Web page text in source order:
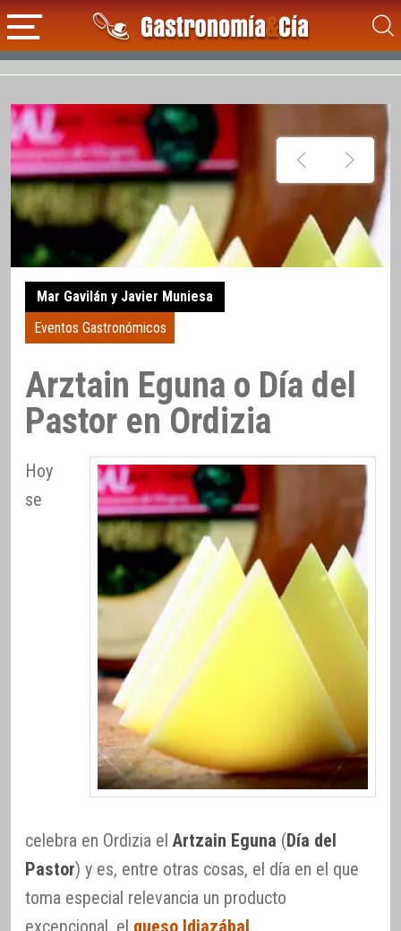
Mar Gavilán y Javier Muniesa
Eventos Gastronómicos
Arztain Eguna o Día del
Pastor en Ordizia
Hoy
se
celebra en Ordizia el Artzain Eguna (Día del
Pastor) y es, entre otras cosas, el día en el que
toma especial relevancia un producto